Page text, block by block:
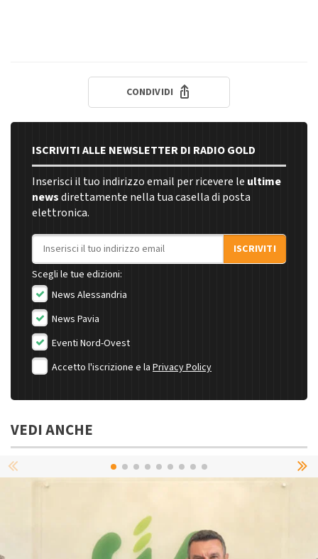
CONDIVIDI
ISCRIVITI ALLE NEWSLETTER DI RADIO GOLD
Inserisci il tuo indirizzo email per ricevere le ultime
newsdirettamente nella tua casella di posta
elettronica.
Indirizzo email
ISCRIVITI
Scegli le tue edizioni:
News Alessandria
News Pavia
Eventi Nord-Ovest
Accetto l'iscrizione e la Privacy Policy
VEDI ANCHE